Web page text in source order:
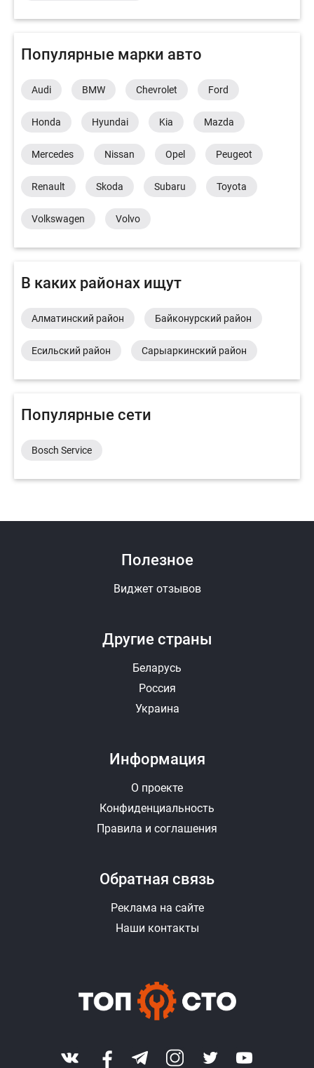
Популярные марки авто
Audi BMW Chevrolet Ford
Honda Hyundai Kia Mazda
Mercedes Nissan Opel Peugeot
Renault Skoda Subaru Toyota
Volkswagen Volvo
В каких районах ищут
Алматинский район Байконурский район
Есильский район Сарыаркинский район
Популярные сети
Bosch Service
Другие страны
Беларусь
Россия
Украина
Полезное
Виджет отзывов
Информация
О проекте
Конфиденциальность
Правила и соглашения
Обратная связь
Реклама на сайте
Наши контакты